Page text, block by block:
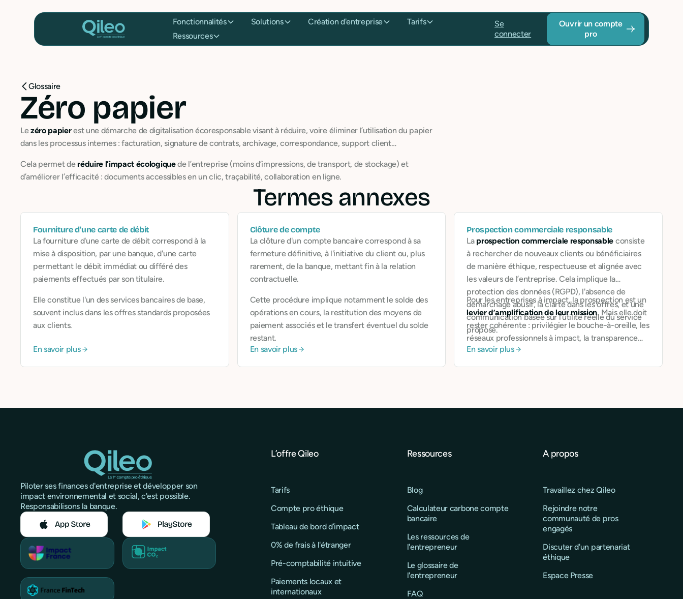
Fonctionnalités Solutions Création d'entreprise
Tarifs
Ressources
Se
connecter
Ouvrir un compte
pro
Glossaire
Zéro papier
Lezéro papierest une démarche de digitalisation écoresponsable visant à réduire, voire éliminer l’utilisation du papier
dans les processus internes : facturation, signature de contrats, archivage, correspondance, support client…
Cela permet deréduire l’impact écologiquede l’entreprise (moins d’impressions, de transport, de stockage) et
d’améliorer l’efficacité : documents accessibles en un clic, traçabilité, collaboration en ligne.
Termes annexes
Fourniture d'une carte de débit
La fourniture d'une carte de débit correspond à la
mise à disposition, par une banque, d'une carte
permettant le débit immédiat ou différé des
paiements effectués par son titulaire.
Elle constitue l'un des services bancaires de base,
souvent inclus dans les offres standards proposées
aux clients.
En savoir plus
Clôture de compte
La clôture d'un compte bancaire correspond à sa
fermeture définitive, à l'initiative du client ou, plus
rarement, de la banque, mettant fin à la relation
contractuelle.
Cette procédure implique notamment le solde des
opérations en cours, la restitution des moyens de
paiement associés et le transfert éventuel du solde
restant.
En savoir plus
Prospection commerciale responsable
La prospection commerciale responsable consiste
à rechercher de nouveaux clients ou bénéficiaires
de manière éthique, respectueuse et alignée avec
les valeurs de l’entreprise. Cela implique la
protection des données (RGPD), l'absence de
démarchage abusif, la clarté dans les offres, et une
communication basée sur l’utilité réelle du service
proposé.
Pour les entreprises à impact, la prospection est un
levier d’amplification de leur mission. Mais elle doit
rester cohérente : privilégier le bouche-à-oreille, les
réseaux professionnels à impact, la transparence
dans les argumentaires.
En savoir plus
Piloter ses finances d'entreprise et développer son
impact environnemental et social, c'est possible.
Responsabilisons la banque.
L’offre Qileo
Tarifs
Compte pro éthique
Tableau de bord d’impact
0% de frais à l'étranger
Pré-comptabilité intuitive
Paiements locaux et
internationaux
Ressources
Blog
Calculateur carbone compte
bancaire
Les ressources de
l'entrepreneur
Le glossaire de
l'entrepreneur
FAQ
A propos
Travaillez chez Qileo
Rejoindre notre
communauté de pros
engagés
Discuter d'un partenariat
éthique
Espace Presse